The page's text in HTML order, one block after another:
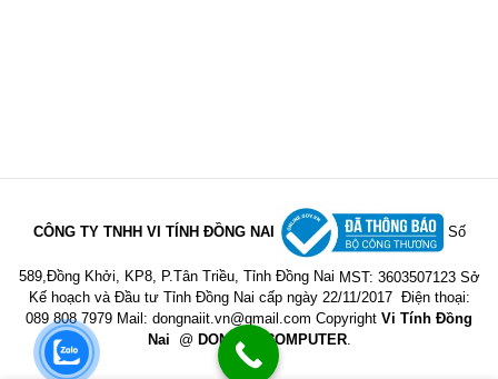
CÔNG TY TNHH VI TÍNH ĐỒNG NAI Số
589,Đồng Khởi, KP8, P.Tân Triều, Tỉnh Đồng Nai MST: 3603507123 Sở
Kế hoạch và Đầu tư Tỉnh Đồng Nai cấp ngày 22/11/2017 Điện thoại:
089 808 7979 Mail: dongnaiit.vn@gmail.com Copyright Vi Tính Đồng
Nai @ DONGNAICOMPUTER.